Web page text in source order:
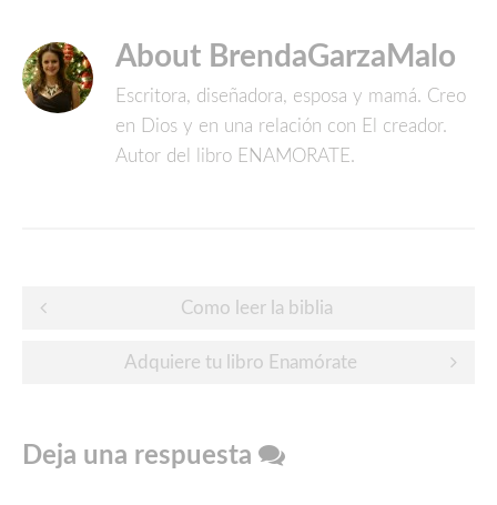
About BrendaGarzaMalo
Escritora, diseñadora, esposa y mamá. Creo
en Dios y en una relación con El creador.
Autor del libro ENAMORATE.
Post
navigation
Como leer la biblia
Adquiere tu libro Enamórate
Deja una respuesta